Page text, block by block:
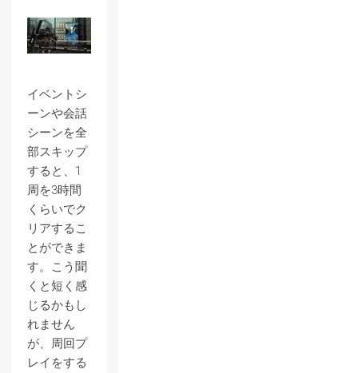
イベントシ
ーンや会話
シーンを全
部スキップ
すると、1
周を3時間
くらいでク
リアするこ
とができま
す。こう聞
くと短く感
じるかもし
れません
が、周回プ
レイをする